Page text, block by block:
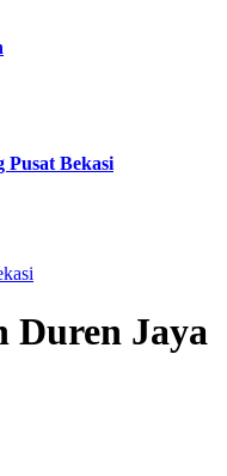
Bekasi
Duren Jaya